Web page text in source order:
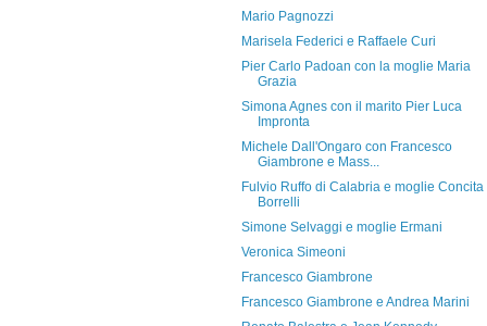
Mario Pagnozzi
Marisela Federici e Raffaele Curi
Pier Carlo Padoan con la moglie Maria
Grazia
Simona Agnes con il marito Pier Luca
Impronta
Michele Dall'Ongaro con Francesco
Giambrone e Mass...
Fulvio Ruffo di Calabria e moglie Concita
Borrelli
Simone Selvaggi e moglie Ermani
Veronica Simeoni
Francesco Giambrone
Francesco Giambrone e Andrea Marini